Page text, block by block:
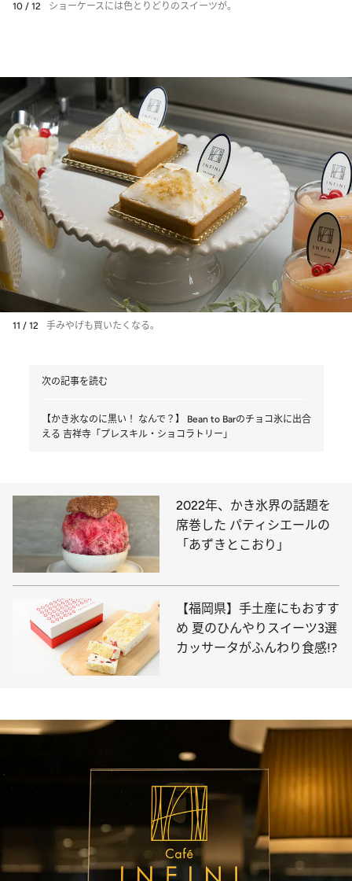
10 / 12 ショーケースには色とりどりのスイーツが。
11 / 12 手みやげも買いたくなる。
次の記事を読む
【かき氷なのに黒い！ なんで？】 Bean to Barのチョコ氷に出合
える 吉祥寺「プレスキル・ショコラトリー」
2022年、かき氷界の話題を
席巻した パティシエールの
「あずきとこおり」
【福岡県】手土産にもおすす
め 夏のひんやりスイーツ3選
カッサータがふんわり食感!?